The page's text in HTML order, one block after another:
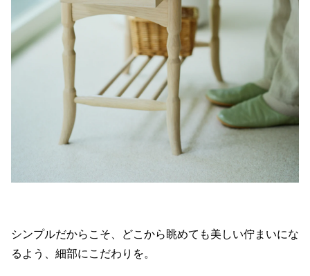
シンプルだからこそ、どこから眺めても美しい佇まいにな
るよう、細部にこだわりを。